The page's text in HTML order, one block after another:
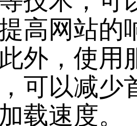
高网站的
外，使用
可以减少
载速度。